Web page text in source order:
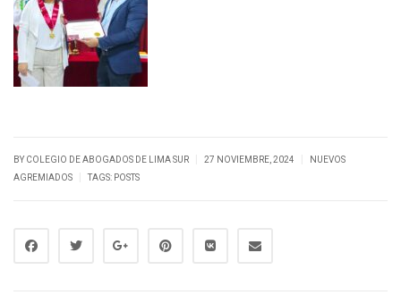
BYCOLEGIO DE ABOGADOS DE LIMA SUR 27 NOVIEMBRE, 2024
NUEVOS
AGREMIADOS
TAGS: POSTS